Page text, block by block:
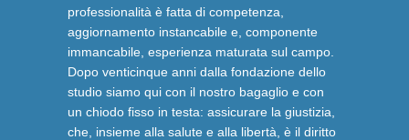
professionalità è fatta di competenza,
aggiornamento instancabile e, componente
immancabile, esperienza maturata sul campo.
Dopo venticinque anni dalla fondazione dello
studio siamo qui con il nostro bagaglio e con
un chiodo fisso in testa: assicurare la giustizia,
che, insieme alla salute e alla libertà, è il diritto